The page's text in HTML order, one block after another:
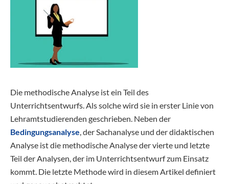
Die methodische Analyse ist ein Teil des
Unterrichtsentwurfs. Als solche wird sie in erster Linie von
Lehramtstudierenden geschrieben. Neben der
Bedingungsanalyse, der Sachanalyse und der didaktischen
Analyse ist die methodische Analyse der vierte und letzte
Teil der Analysen, der im Unterrichtsentwurf zum Einsatz
kommt. Die letzte Methode wird in diesem Artikel definiert